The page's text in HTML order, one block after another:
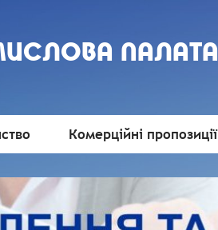
ПАЛАТА
Комерційні пропозиції